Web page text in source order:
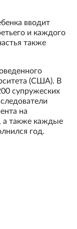
вводит
и каждого
также
(США). В
супружеских
на
а также каждые
год.